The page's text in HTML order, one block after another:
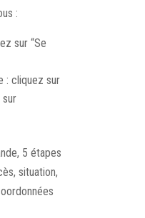
:
sur “Se
: cliquez sur
sur
5 étapes
situation,